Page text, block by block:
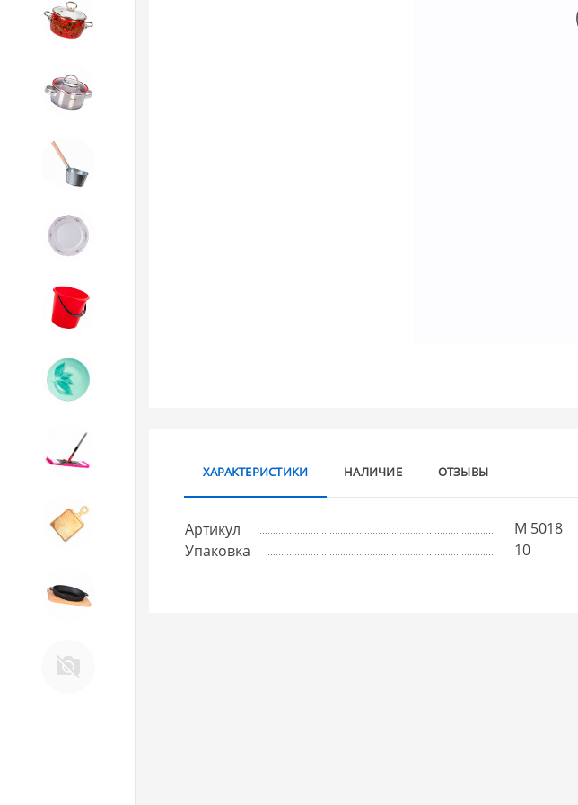
11. Товары для КУХНИ
ХАРАКТЕРИСТИКИ НАЛИЧИЕ ОТЗЫВЫ
Артикул
М 5018
Упаковка
10